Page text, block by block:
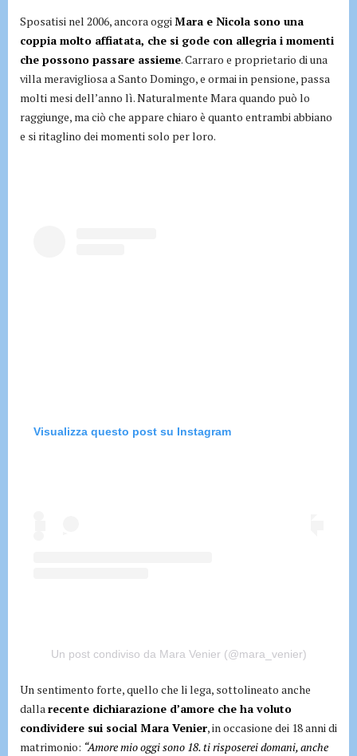
Sposatisi nel 2006, ancora oggiMara e Nicola sono una
coppia molto affiatata, che si gode con allegria i momenti
che possono passare assieme. Carraro e proprietario di una
villa meravigliosa a Santo Domingo, e ormai in pensione, passa
molti mesi dell’anno lì. Naturalmente Mara quando può lo
raggiunge, ma ciò che appare chiaro è quanto entrambi abbiano
e si ritaglino dei momenti solo per loro.
Visualizza questo post su Instagram
Un post condiviso da Mara Venier (@mara_venier)
Un sentimento forte, quello che li lega, sottolineato anche
dallarecente dichiarazione d’amore che ha voluto
condividere sui social Mara Venier, in occasione dei 18 anni di
matrimonio: “Amore mio oggi sono 18. ti risposerei domani, anche